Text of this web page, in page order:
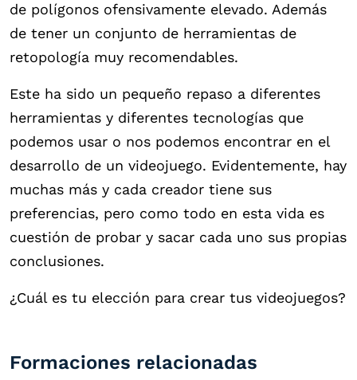
de polígonos ofensivamente elevado. Además
de tener un conjunto de herramientas de
retopología muy recomendables.
Este ha sido un pequeño repaso a diferentes
herramientas y diferentes tecnologías que
podemos usar o nos podemos encontrar en el
desarrollo de un videojuego. Evidentemente, hay
muchas más y cada creador tiene sus
preferencias, pero como todo en esta vida es
cuestión de probar y sacar cada uno sus propias
conclusiones.
¿Cuál es tu elección para crear tus videojuegos?
Formaciones relacionadas